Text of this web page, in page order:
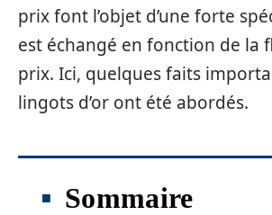
prix font l’objet d’une forte
est échangé en fonction de la
prix. Ici, quelques faits
lingots d’or ont été abordés.
Sommaire